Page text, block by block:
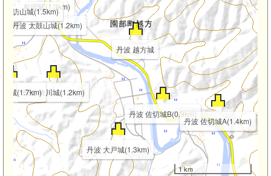
船岡駅(1.3km)
丹波 越方城
丹波 佐切城B(0.9km)
丹波 太鼓山城(1.2km)
丹波 蜷川城(1.2km)
丹波 大戸城(1.3km)
丹波 佐切城A(1.4km)
諏訪山城(1.5km)
妻城(1.7km)
1 km